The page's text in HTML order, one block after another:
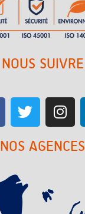
NOUS SUIVRE
NOS AGENCES